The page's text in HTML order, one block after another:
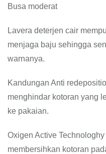
Busa moderat
Lavera deterjen cair
menjaga baju sehingga
warnanya.
Kandungan Anti
menghindar kotoran yang
ke pakaian.
Oxigen Active
membersihkan kotoran